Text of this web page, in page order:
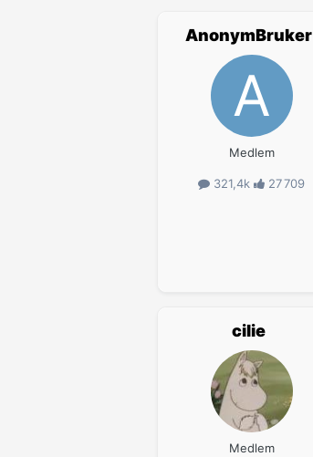
AnonymBruker
Medlem
321,4k 27 709
cilie
Medlem